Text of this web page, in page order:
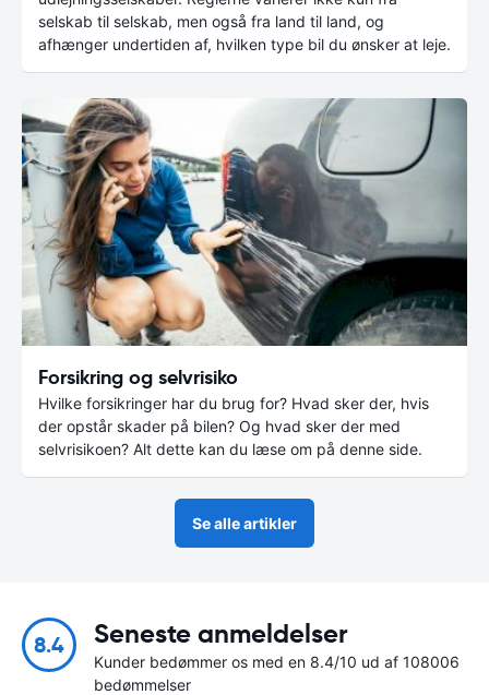
selskab til selskab, men også fra land til land, og
afhænger undertiden af, hvilken type bil du ønsker at leje.
Forsikring og selvrisiko
Hvilke forsikringer har du brug for? Hvad sker der, hvis
der opstår skader på bilen? Og hvad sker der med
selvrisikoen? Alt dette kan du læse om på denne side.
Se alle artikler
8.4 Seneste anmeldelser
Kunder bedømmer os med en 8.4/10 ud af 108006
bedømmelser